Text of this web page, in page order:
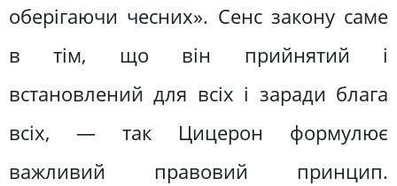
оберігаючи чесних». Сенс закону саме
в тім, що він прийнятий і
встановлений для всіх і заради блага
всіх, — так Цицерон формулює
важливий правовий принцип.